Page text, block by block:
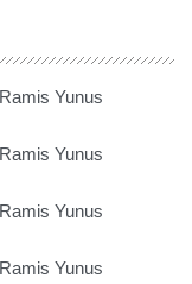
Yunus
Yunus
Yunus
Yunus